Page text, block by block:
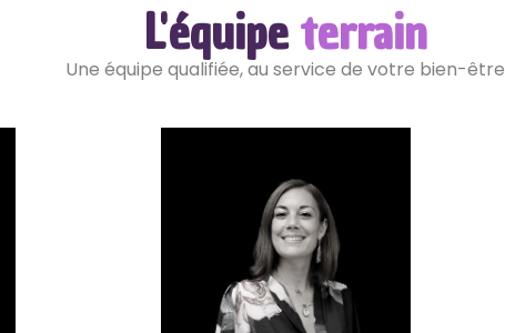
L'équipeterrain
Une équipe qualifiée, au service de votre bien-être
Chloé ROUEAU
Notre Fondatrice, présidente et
thérapeute